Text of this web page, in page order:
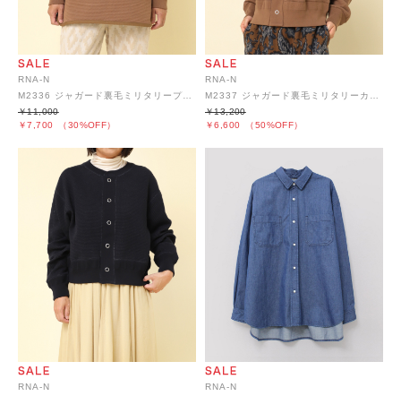
RNA-N
￥7,700 （30%OFF）
￥11,000
RNA-N
￥6,600 （50%OFF）
￥13,200
RNA-N
RNA-N